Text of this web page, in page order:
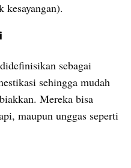
kesayangan).
sebagai
sehingga mudah
Mereka bisa